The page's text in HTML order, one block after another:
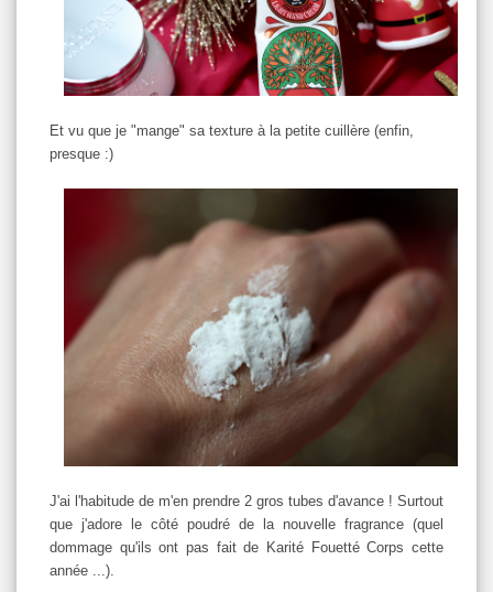
Et vu que je "mange" sa texture à la petite cuillère (enfin,
presque :)
J'ai l'habitude de m'en prendre 2 gros tubes d'avance ! Surtout
que j'adore le côté poudré de la nouvelle fragrance (quel
dommage qu'ils ont pas fait de Karité Fouetté Corps cette
année ...).